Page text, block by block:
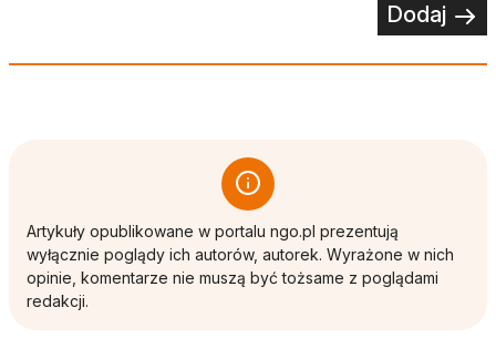
Dodaj
Artykuły opublikowane w portalu ngo.pl prezentują
wyłącznie poglądy ich autorów, autorek. Wyrażone w nich
opinie, komentarze nie muszą być tożsame z poglądami
redakcji.